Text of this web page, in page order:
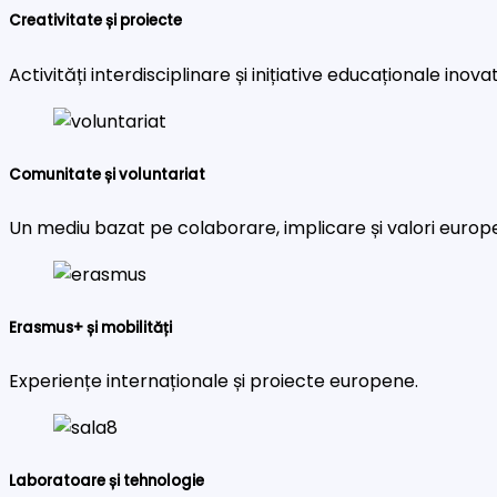
Creativitate și proiecte
Activități interdisciplinare și inițiative educaționale
Comunitate și voluntariat
Un mediu bazat pe colaborare, implicare și valori
Erasmus+ și mobilități
Experiențe internaționale și proiecte europene.
Laboratoare și tehnologie